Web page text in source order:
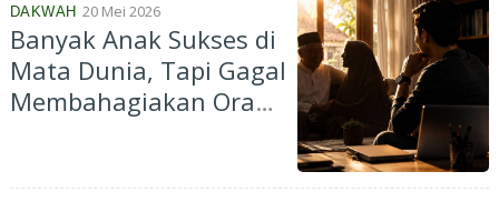
DAKWAH 20 Mei 2026
Banyak Anak Sukses di
Mata Dunia, Tapi Gagal
Membahagiakan Orang